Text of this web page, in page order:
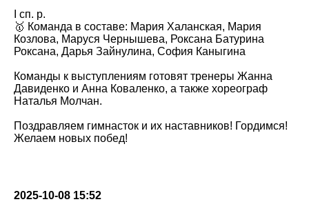
I сп. р.
🥇 Команда в составе: Мария Халанская, Мария
Козлова, Маруся Чернышева, Роксана Батурина
Роксана, Дарья Зайнулина, София Каныгина
Команды к выступлениям готовят тренеры Жанна
Давиденко и Анна Коваленко, а также хореограф
Наталья Молчан.
Поздравляем гимнасток и их наставников! Гордимся!
Желаем новых побед!
2025-10-08 15:52